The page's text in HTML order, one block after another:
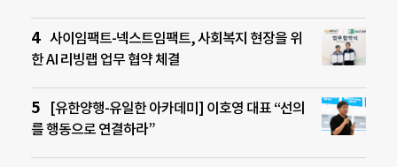
사이임팩트-넥스트임팩트, 사회복지 현장을 위
한 AI 리빙랩 업무 협약 체결
[유한양행-유일한 아카데미] 이호영 대표 “선의
를 행동으로 연결하라”